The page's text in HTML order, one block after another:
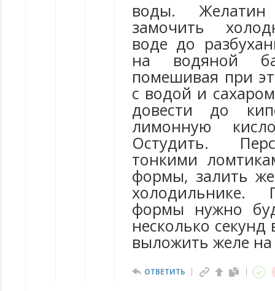
воды.
замочить
воде до
на водяной
помешивая при
с водой и
довести до
лимонную
Остудить.
тонкими
формы, залить
холодильнике.
формы нужно
несколько
выложить желе на
ОТВЕТИТЬ